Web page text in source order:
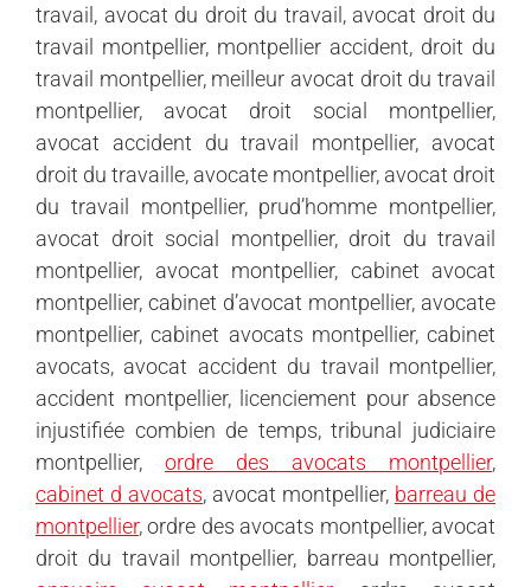
travail, avocat du droit du travail, avocat droit du
travail montpellier, montpellier accident, droit du
travail montpellier, meilleur avocat droit du travail
montpellier, avocat droit social montpellier,
avocat accident du travail montpellier, avocat
droit du travaille, avocate montpellier, avocat droit
du travail montpellier, prud’homme montpellier,
avocat droit social montpellier, droit du travail
montpellier, avocat montpellier, cabinet avocat
montpellier, cabinet d’avocat montpellier, avocate
montpellier, cabinet avocats montpellier, cabinet
avocats, avocat accident du travail montpellier,
accident montpellier, licenciement pour absence
injustifiée combien de temps, tribunal judiciaire
montpellier, ordre des avocats montpellier,
cabinet d avocats, avocat montpellier, barreau de
montpellier, ordre des avocats montpellier, avocat
droit du travail montpellier, barreau montpellier,